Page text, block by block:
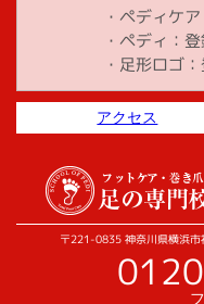
ペディケ
ペディ：
足形ロゴ
アクセス
〒221-0835 神奈川県横浜